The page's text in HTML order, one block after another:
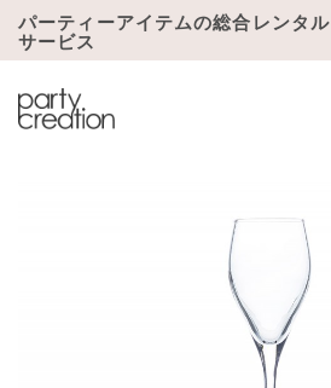
パーティーアイテムの総合レンタル
サービス